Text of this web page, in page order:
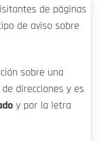
de páginas
de aviso sobre
sobre una
direcciones y es
y por la letra